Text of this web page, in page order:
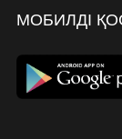
МОБИЛДІ